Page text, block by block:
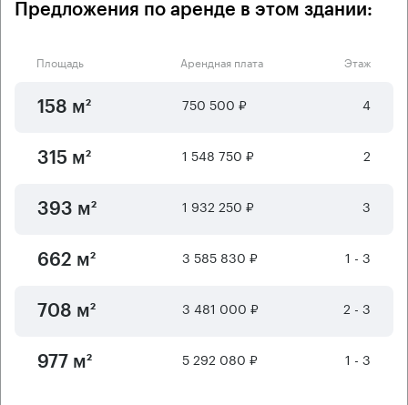
Предложения по аренде в этом здании:
Площадь Арендная плата Этаж
158 м² 750 500 ₽ 4
315 м² 1 548 750 ₽ 2
393 м² 1 932 250 ₽ 3
662 м² 3 585 830 ₽ 1 - 3
708 м² 3 481 000 ₽ 2 - 3
977 м² 5 292 080 ₽ 1 - 3